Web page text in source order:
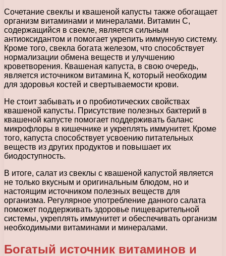
Сочетание свеклы и квашеной капусты также обогащает
организм витаминами и минералами. Витамин С,
содержащийся в свекле, является сильным
антиоксидантом и помогает укрепить иммунную систему.
Кроме того, свекла богата железом, что способствует
нормализации обмена веществ и улучшению
кроветворения. Квашеная капуста, в свою очередь,
является источником витамина К, который необходим
для здоровья костей и свертываемости крови.
Не стоит забывать и о пробиотических свойствах
квашеной капусты. Присутствие полезных бактерий в
квашеной капусте помогает поддерживать баланс
микрофлоры в кишечнике и укреплять иммунитет. Кроме
того, капуста способствует усвоению питательных
веществ из других продуктов и повышает их
биодоступность.
В итоге, салат из свеклы с квашеной капустой является
не только вкусным и оригинальным блюдом, но и
настоящим источником полезных веществ для
организма. Регулярное употребление данного салата
поможет поддерживать здоровье пищеварительной
системы, укреплять иммунитет и обеспечивать организм
необходимыми витаминами и минералами.
Богатый источник витаминов и